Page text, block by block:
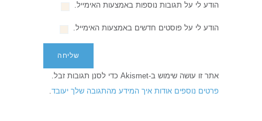
הודע לי על תגובות נוספות באמצעות האימייל.
הודע לי על פוסטים חדשים באמצעות האימייל.
אתר זו עושה שימוש ב-Akismet כדי לסנן תגובות זבל.
פרטים נוספים אודות איך המידע מהתגובה שלך יעובד